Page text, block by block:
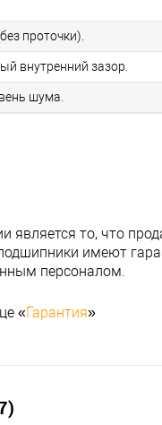
проточки).
внутренний зазор.
шума.
то, что
имеют
персоналом.
«Гарантия»